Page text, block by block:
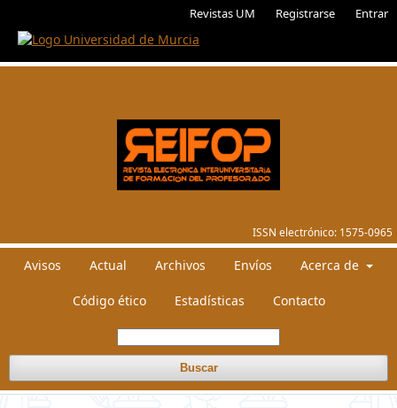
Revistas UM Registrarse Entrar
ISSN electrónico: 1575-0965
Avisos Actual Archivos Envíos Acerca de
Código ético Estadísticas Contacto
Buscar